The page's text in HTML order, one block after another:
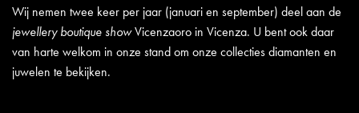
Wij nemen twee keer per jaar (januari en september) deel aan de
jewellery boutique showVicenzaoro in Vicenza. U bent ook daar
van harte welkom in onze stand om onze collecties diamanten en
juwelen te bekijken.